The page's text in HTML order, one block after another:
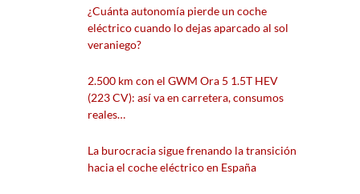
¿Cuánta autonomía pierde un coche
eléctrico cuando lo dejas aparcado al sol
veraniego?
2.500 km con el GWM Ora 5 1.5T HEV
(223 CV): así va en carretera, consumos
reales…
La burocracia sigue frenando la transición
hacia el coche eléctrico en España